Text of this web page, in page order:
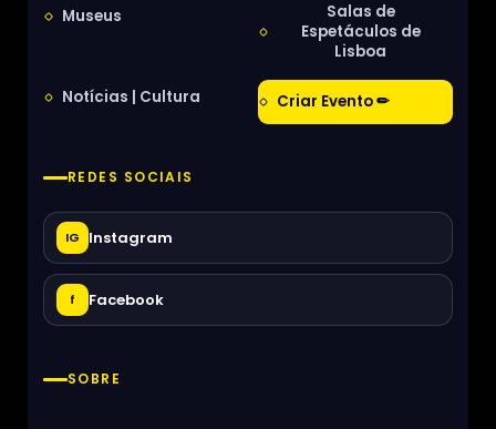
Museus
Salas de
Espetáculos de
Lisboa
Notícias | Cultura Criar Evento ✏
REDES SOCIAIS
IG Instagram
f Facebook
SOBRE